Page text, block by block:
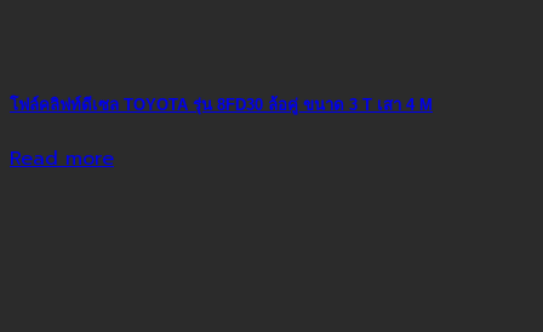
โฟล์คลิฟท์ดีเซล TOYOTA รุ่น 8FD30 ล้อคู่ ขนาด 3 T เสา 4 M
Read more